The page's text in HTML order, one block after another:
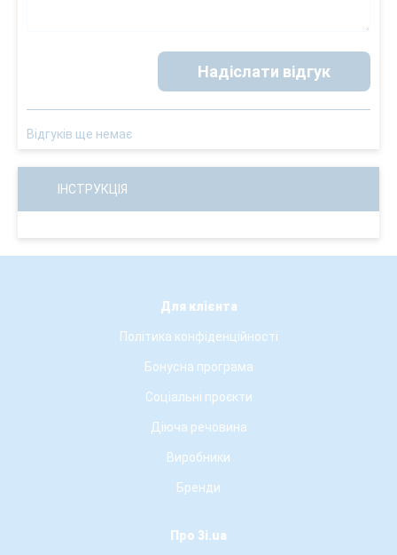
Надіслати відгук
Відгуків ще немає
ІНСТРУКЦІЯ
Для клієнта
Політика конфіденційності
Бонусна програма
Соціальні проєкти
Діюча речовина
Виробники
Бренди
Про 3i.ua